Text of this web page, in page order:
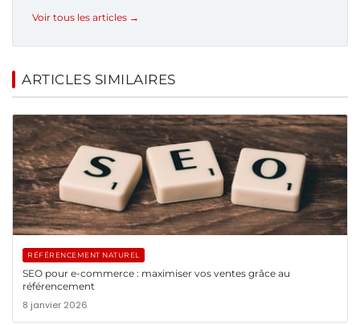
Voir tous les articles →
ARTICLES SIMILAIRES
RÉFÉRENCEMENT NATUREL
SEO pour e-commerce : maximiser vos ventes grâce au
référencement
8 janvier 2026